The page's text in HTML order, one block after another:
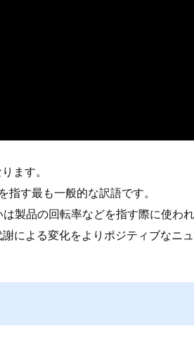
ます。
指す最も一般的な訳語です。
製品の回転率などを指す際に使われ
による変化をよりポジティブなニ